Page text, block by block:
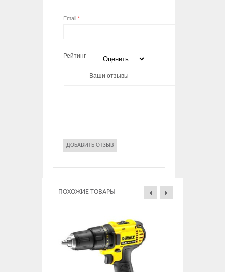
Email *
Рейтинг
Ваши отзывы
ПОХОЖИЕ ТОВАРЫ